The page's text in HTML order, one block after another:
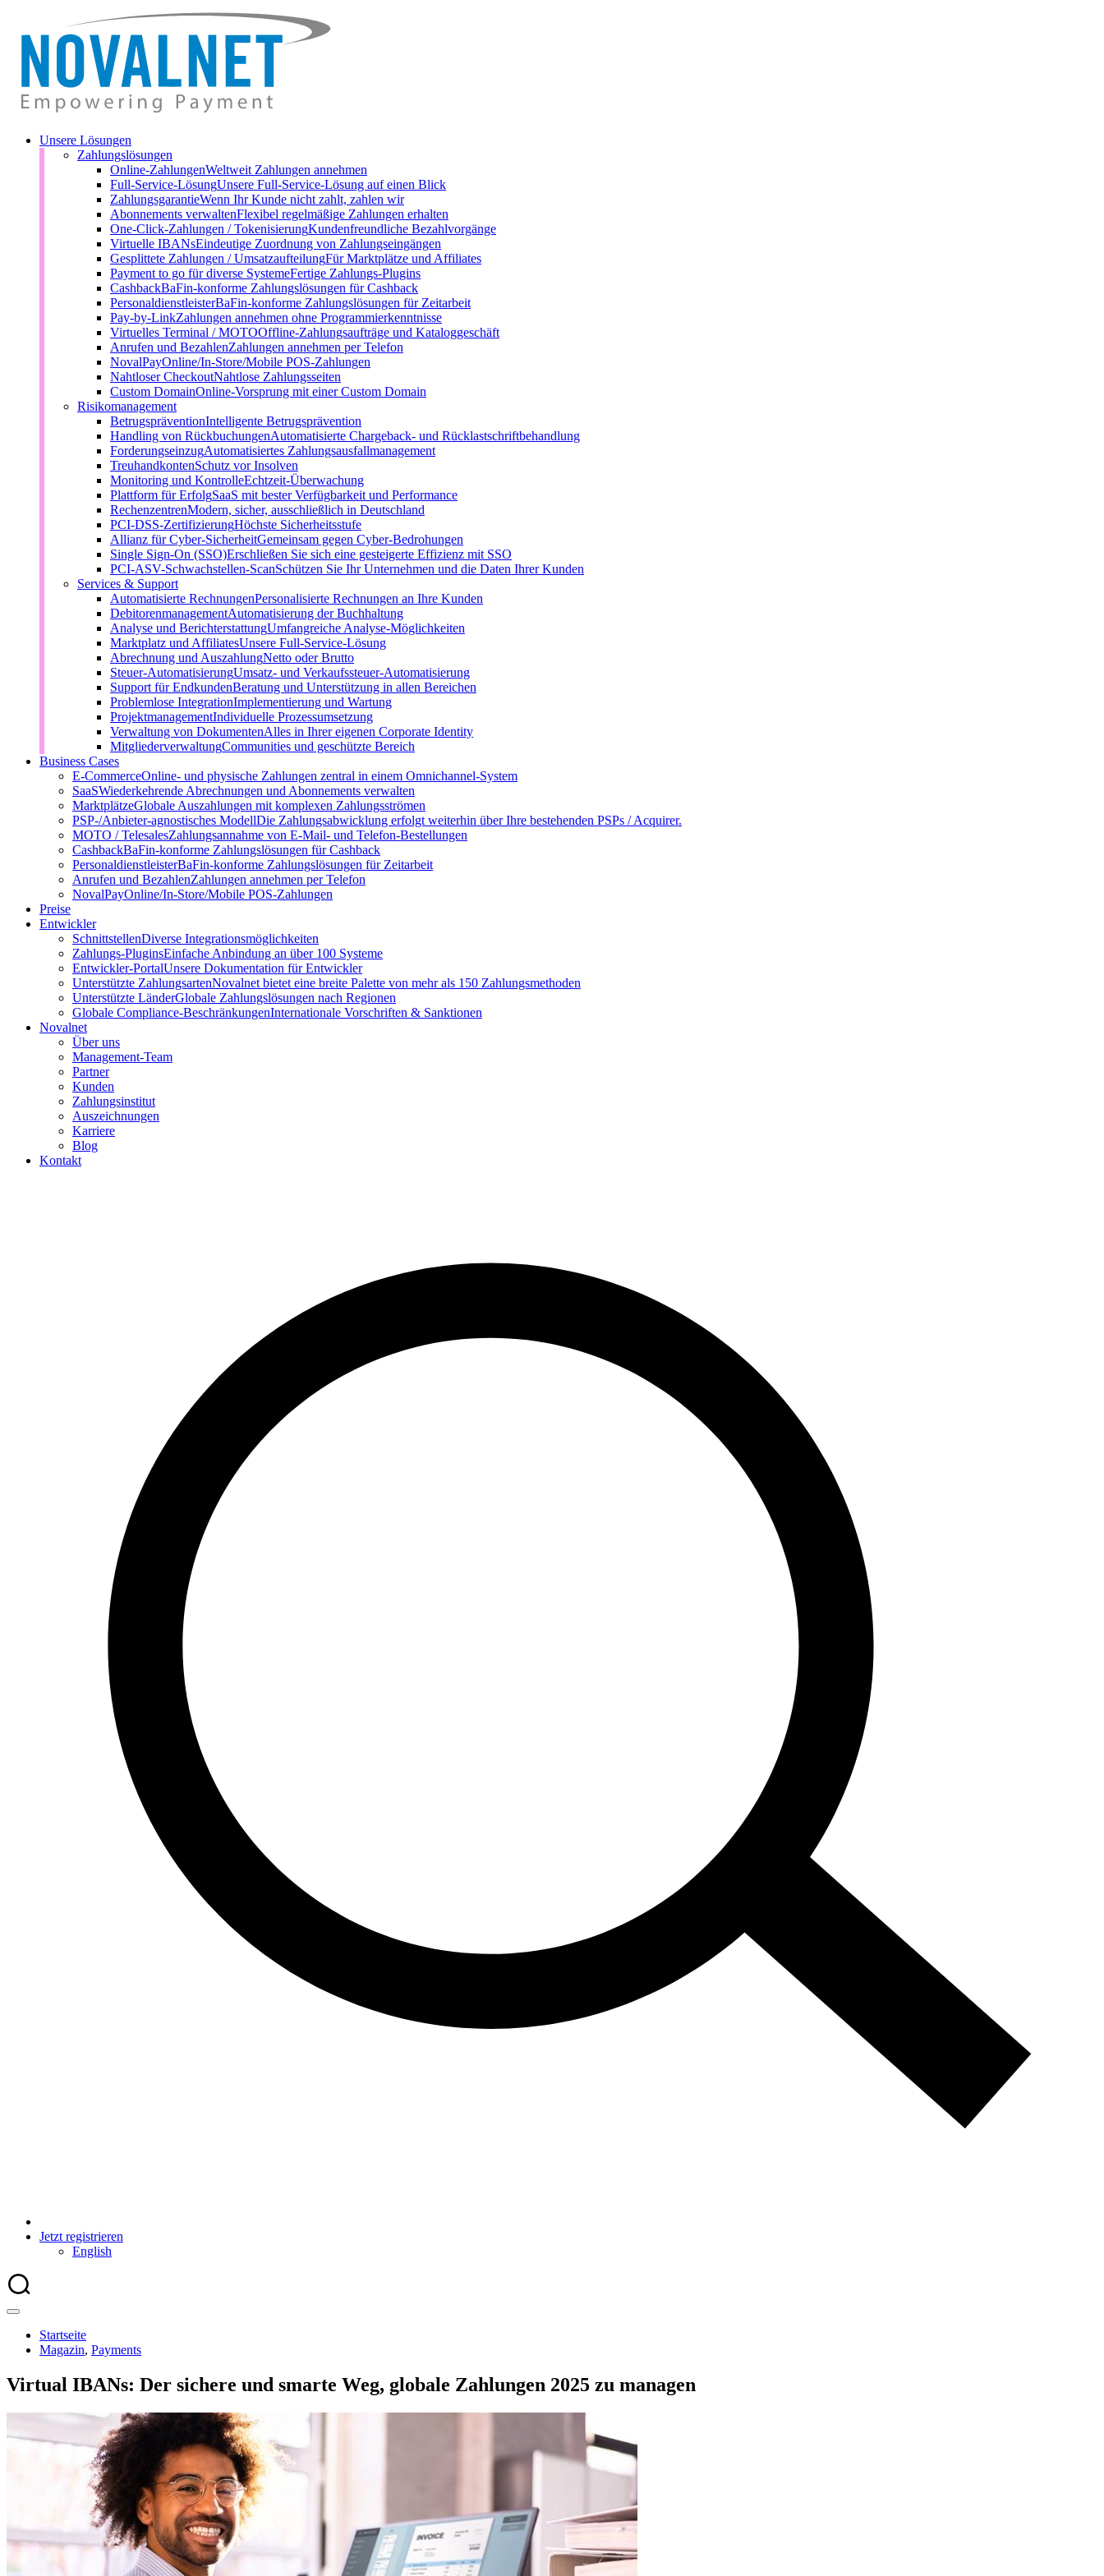
Unsere Lösungen
Zahlungslösungen
Online-ZahlungenWeltweit Zahlungen annehmen
Full-Service-LösungUnsere Full-Service-Lösung auf einen Blick
ZahlungsgarantieWenn Ihr Kunde nicht zahlt, zahlen wir
Abonnements verwaltenFlexibel regelmäßige Zahlungen erhalten
One-Click-Zahlungen / TokenisierungKundenfreundliche Bezahlvorgänge
Virtuelle IBANsEindeutige Zuordnung von Zahlungseingängen
Gesplittete Zahlungen / UmsatzaufteilungFür Marktplätze und Affiliates
Payment to go für diverse SystemeFertige Zahlungs-Plugins
CashbackBaFin-konforme Zahlungslösungen für Cashback
PersonaldienstleisterBaFin-konforme Zahlungslösungen für Zeitarbeit
Pay-by-LinkZahlungen annehmen ohne Programmierkenntnisse
Virtuelles Terminal / MOTOOffline-Zahlungsaufträge und Kataloggeschäft
Anrufen und BezahlenZahlungen annehmen per Telefon
NovalPayOnline/In-Store/Mobile POS-Zahlungen
Nahtloser CheckoutNahtlose Zahlungsseiten
Custom DomainOnline-Vorsprung mit einer Custom Domain
Risikomanagement
BetrugspräventionIntelligente Betrugsprävention
Handling von RückbuchungenAutomatisierte Chargeback- und Rücklastschriftbehandlung
ForderungseinzugAutomatisiertes Zahlungsausfallmanagement
TreuhandkontenSchutz vor Insolven
Monitoring und KontrolleEchtzeit-Überwachung
Plattform für ErfolgSaaS mit bester Verfügbarkeit und Performance
RechenzentrenModern, sicher, ausschließlich in Deutschland
PCI-DSS-ZertifizierungHöchste Sicherheitsstufe
Allianz für Cyber-SicherheitGemeinsam gegen Cyber-Bedrohungen
Single Sign-On (SSO)Erschließen Sie sich eine gesteigerte Effizienz mit SSO
PCI-ASV-Schwachstellen-ScanSchützen Sie Ihr Unternehmen und die Daten Ihrer Kunden
Services & Support
Automatisierte RechnungenPersonalisierte Rechnungen an Ihre Kunden
DebitorenmanagementAutomatisierung der Buchhaltung
Analyse und BerichterstattungUmfangreiche Analyse-Möglichkeiten
Marktplatz und AffiliatesUnsere Full-Service-Lösung
Abrechnung und AuszahlungNetto oder Brutto
Steuer-AutomatisierungUmsatz- und Verkaufssteuer-Automatisierung
Support für EndkundenBeratung und Unterstützung in allen Bereichen
Problemlose IntegrationImplementierung und Wartung
ProjektmanagementIndividuelle Prozessumsetzung
Verwaltung von DokumentenAlles in Ihrer eigenen Corporate Identity
MitgliederverwaltungCommunities und geschützte Bereich
Business Cases
E-CommerceOnline- und physische Zahlungen zentral in einem Omnichannel-System
SaaSWiederkehrende Abrechnungen und Abonnements verwalten
MarktplätzeGlobale Auszahlungen mit komplexen Zahlungsströmen
PSP-/Anbieter‑agnostisches ModellDie Zahlungsabwicklung erfolgt weiterhin über Ihre bestehenden PSPs / Acquirer.
MOTO / TelesalesZahlungsannahme von E-Mail- und Telefon-Bestellungen
CashbackBaFin-konforme Zahlungslösungen für Cashback
PersonaldienstleisterBaFin-konforme Zahlungslösungen für Zeitarbeit
Anrufen und BezahlenZahlungen annehmen per Telefon
NovalPayOnline/In-Store/Mobile POS-Zahlungen
Preise
Entwickler
SchnittstellenDiverse Integrationsmöglichkeiten
Zahlungs-PluginsEinfache Anbindung an über 100 Systeme
Entwickler-PortalUnsere Dokumentation für Entwickler
Unterstützte ZahlungsartenNovalnet bietet eine breite Palette von mehr als 150 Zahlungsmethoden
Unterstützte LänderGlobale Zahlungslösungen nach Regionen
Globale Compliance-BeschränkungenInternationale Vorschriften & Sanktionen
Novalnet
Über uns
Management-Team
Partner
Kunden
Zahlungsinstitut
Auszeichnungen
Karriere
Blog
Kontakt
Jetzt registrieren
English
Startseite
Magazin, Payments
Virtual IBANs: Der sichere und smarte Weg, globale Zahlungen 2025 zu managen